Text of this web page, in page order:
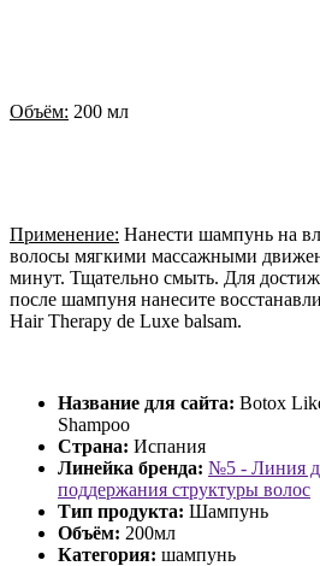
Объём: 200 мл
Применение: Нанести шампунь на
волосы мягкими массажными
минут. Тщательно смыть. Для
после шампуня нанесите
Hair Therapy de Luxe balsam.
Название для сайта: Botox
Shampoo
Страна: Испания
Линейка бренда: №5 - Линия
поддержания структуры волос
Тип продукта: Шампунь
Объём: 200мл
Категория: шампунь